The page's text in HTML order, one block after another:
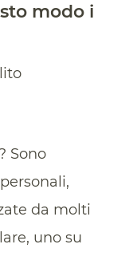
modo i
Sono
da molti
uno su